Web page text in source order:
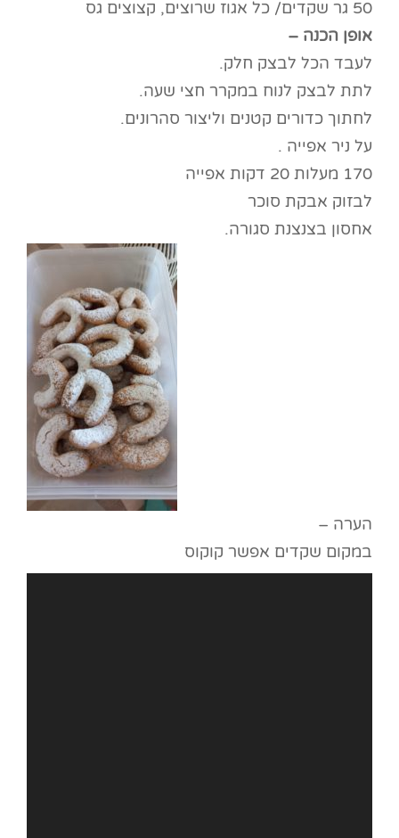
50 גר שקדים/ כל אגוז שרוצים, קצוצים גס
אופן הכנה –
לעבד הכל לבצק חלק.
לתת לבצק לנוח במקרר חצי שעה.
לחתוך כדורים קטנים וליצור סהרונים.
על ניר אפייה .
170 מעלות 20 דקות אפייה
לבזוק אבקת סוכר
אחסון בצנצנת סגורה.
הערה –
במקום שקדים אפשר קוקוס